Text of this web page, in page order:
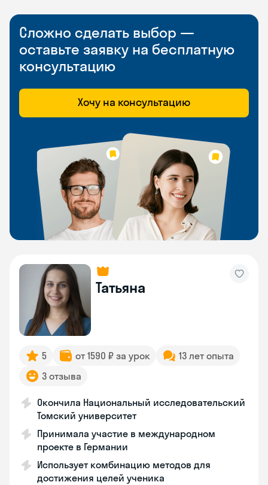
Сложно сделать выбор —
оставьте заявку на бесплатную
консультацию
Хочу на консультацию
Татьяна
5 от 1590 ₽ за урок
13 лет опыта
3 отзыва
Окончила Национальный исследовательский
Томский университет
Принимала участие в международном
проекте в Германии
Использует комбинацию методов для
достижения целей ученика